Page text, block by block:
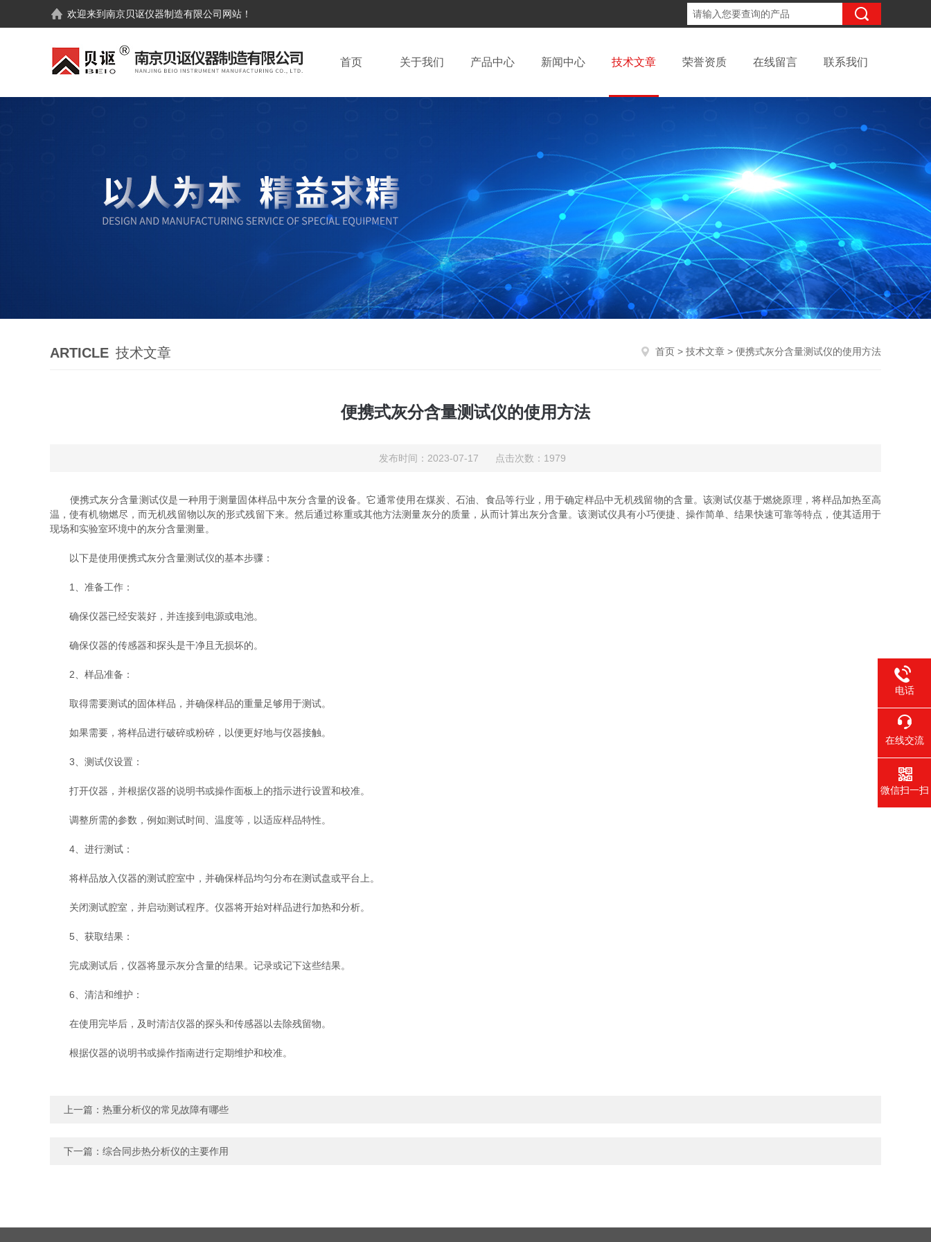
欢迎来到南京贝讴仪器制造有限公司 网站！
首页 关于我们 产品中心 新闻中心 技术文章 荣誉资质 在线留言 联系我们
ARTICLE 技术文章 首页 > 技术文章 > 便携式灰分含量测试仪的使用方法
便携式灰分含量测试仪的使用方法
发布时间：2023-07-17 点击次数：1979
便携式灰分含量测试仪是一种用于测量固体样品中灰分含量的设备。它通常使用在煤炭、石油、食品等行业，用于确定样品中无机残留物的含量。该测试仪基于燃烧原理，将样品加热至高
温，使有机物燃尽，而无机残留物以灰的形式残留下来。然后通过称重或其他方法测量灰分的质量，从而计算出灰分含量。该测试仪具有小巧便捷、操作简单、结果快速可靠等特点，使其适用于
现场和实验室环境中的灰分含量测量。
以下是使用便携式灰分含量测试仪的基本步骤：
1、准备工作：
确保仪器已经安装好，并连接到电源或电池。
确保仪器的传感器和探头是干净且无损坏的。
2、样品准备：
取得需要测试的固体样品，并确保样品的重量足够用于测试。
如果需要，将样品进行破碎或粉碎，以便更好地与仪器接触。
3、测试仪设置：
打开仪器，并根据仪器的说明书或操作面板上的指示进行设置和校准。
调整所需的参数，例如测试时间、温度等，以适应样品特性。
4、进行测试：
将样品放入仪器的测试腔室中，并确保样品均匀分布在测试盘或平台上。
关闭测试腔室，并启动测试程序。仪器将开始对样品进行加热和分析。
5、获取结果：
完成测试后，仪器将显示灰分含量的结果。记录或记下这些结果。
6、清洁和维护：
在使用完毕后，及时清洁仪器的探头和传感器以去除残留物。
根据仪器的说明书或操作指南进行定期维护和校准。
上一篇： 热重分析仪的常见故障有哪些
下一篇： 综合同步热分析仪的主要作用
电话
在线交流
微信扫一扫